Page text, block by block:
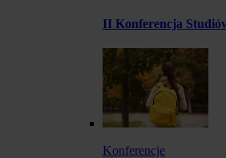
II Konferencja
Konferencje